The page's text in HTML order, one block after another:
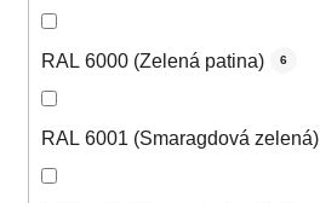
RAL 6000 (Zelená patina) 6
RAL 6001 (Smaragdová zelená)